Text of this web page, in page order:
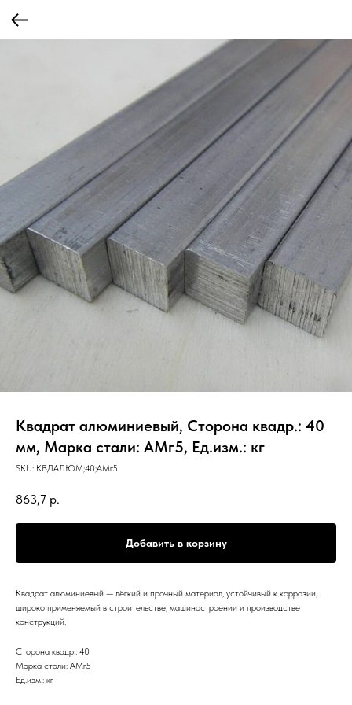
Квадрат алюминиевый, Сторона квадр.: 40
мм, Марка стали: АМг5, Ед.изм.: кг
SKU: КВДАЛЮМ;40;АМг5
863,7 р.
Добавить в корзину
Квадрат алюминиевый — лёгкий и прочный материал, устойчивый к коррозии,
широко применяемый в строительстве, машиностроении и производстве
конструкций.
Сторона квадр.: 40
Марка стали: АМг5
Ед.изм.: кг